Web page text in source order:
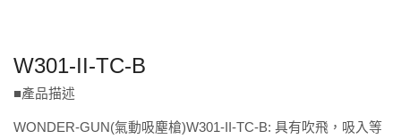
W301-II-TC-B
■產品描述
WONDER-GUN(氣動吸塵槍)W301-II-TC-B: 具有吹飛，吸入等